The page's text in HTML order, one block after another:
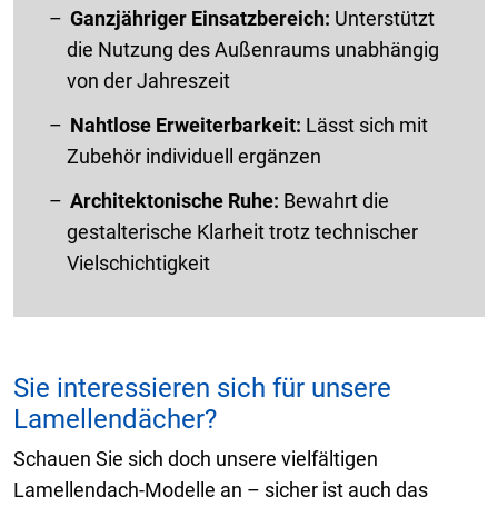
Ganzjähriger Einsatzbereich: Unterstützt
die Nutzung des Außenraums unabhängig
von der Jahreszeit
Nahtlose Erweiterbarkeit: Lässt sich mit
Zubehör individuell ergänzen
Architektonische Ruhe: Bewahrt die
gestalterische Klarheit trotz technischer
Vielschichtigkeit
Sie interessieren sich für unsere
Lamellendächer?
Schauen Sie sich doch unsere vielfältigen
Lamellendach-Modelle an – sicher ist auch das